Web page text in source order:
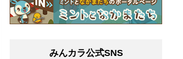
みんカラ公式SNS